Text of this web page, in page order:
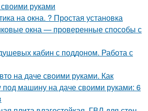
руками
на окна. ? Простая установка
окна — проверенные способы с
кабин с поддоном. Работа с
на даче своими руками. Как
под машину на даче своими руками: 6